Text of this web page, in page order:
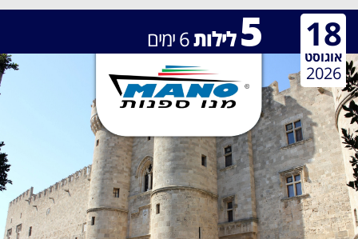
5 לילות6ימים 18
אוגוסט
2026